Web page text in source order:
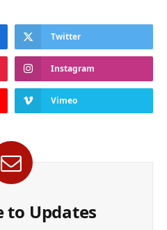
Twitter
Instagram
Vimeo
to Updates